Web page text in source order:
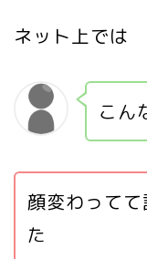
ネット上では
こん
顔変わって
た